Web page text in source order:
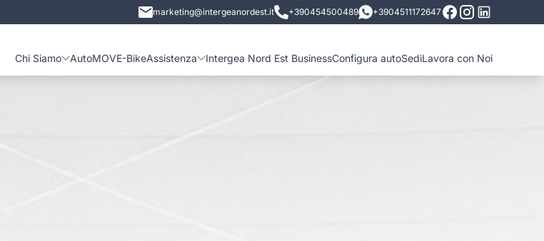
marketing@intergeanordest.it +390454500489 +3904511172647
Chi Siamo AutoMOVE-BikeAssistenza Intergea Nord Est BusinessConfigura autoSediLavora con Noi